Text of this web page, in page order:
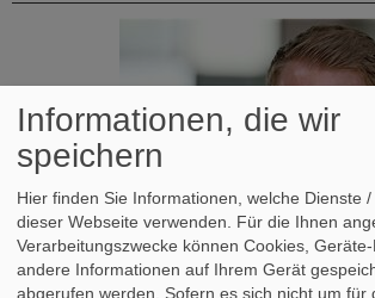
Tim Klüssendorf, MdB
Informationen, die wir
speichern
Hier finden Sie Informationen, welche Dienste
dieser Webseite verwenden. Für die Ihnen
Verarbeitungszwecke können Cookies,
andere Informationen auf Ihrem Gerät
abgerufen werden. Sofern es sich nicht um für